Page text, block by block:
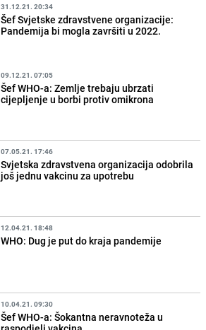
31.12.21. 20:34
Šef Svjetske zdravstvene organizacije:
Pandemija bi mogla završiti u 2022.
09.12.21. 07:05
Šef WHO-a: Zemlje trebaju ubrzati
cijepljenje u borbi protiv omikrona
07.05.21. 17:46
Svjetska zdravstvena organizacija odobrila
još jednu vakcinu za upotrebu
12.04.21. 18:48
WHO: Dug je put do kraja pandemije
10.04.21. 09:30
Šef WHO-a: Šokantna neravnoteža u